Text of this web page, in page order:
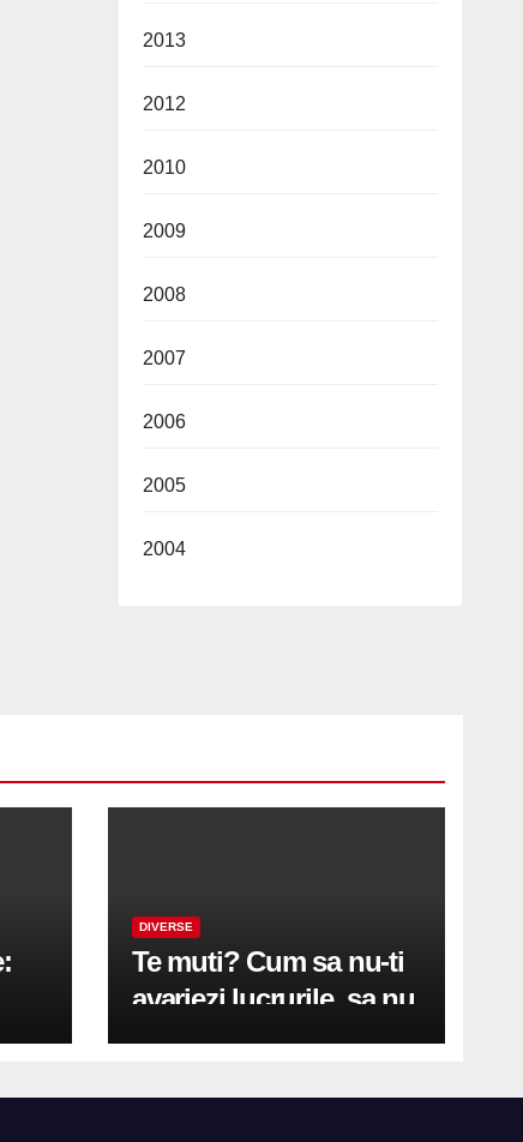
2013
2012
2010
2009
2008
2007
2006
2005
2004
DIVERSE
Te muti? Cum sa nu-ti
avariezi lucrurile, sa nu
zgarii podeaua sau sa